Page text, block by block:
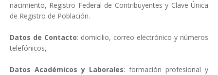
nacimiento, Registro Federal de Contribuyentes y Clave Única
de Registro de Población.
Datos de Contacto: domicilio, correo electrónico y números
telefónicos,
Datos Académicos y Laborales: formación profesional y